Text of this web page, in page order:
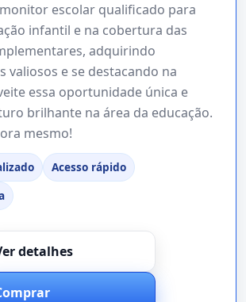
escolar qualificado para
infantil e na cobertura das
adquirindo
valiosos e se destacando na
essa oportunidade única e
brilhante na área da educação.
mesmo!
Acesso rápido
detalhes